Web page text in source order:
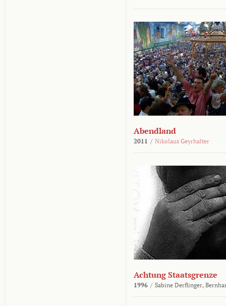
Abendland
2011 / Nikolaus Geyrhalter
Achtung Staatsgrenze
1996 / Sabine Derflinger,